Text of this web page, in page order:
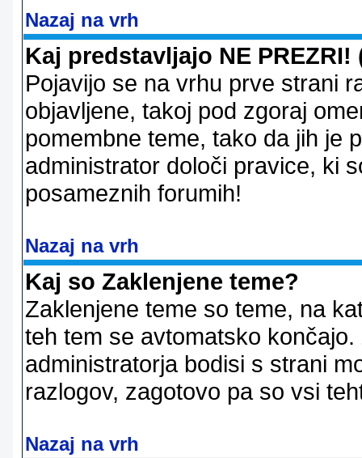
Nazaj na vrh
Kaj predstavljajo NE
Pojavijo se na vrhu prve strani
objavljene, takoj pod zgoraj
pomembne teme, tako da jih je
administrator določi pravice, ki
posameznih forumih!
Nazaj na vrh
Kaj so Zaklenjene teme?
Zaklenjene teme so teme, na
teh tem se avtomatsko
administratorja bodisi s strani
razlogov, zagotovo pa so vsi
Nazaj na vrh